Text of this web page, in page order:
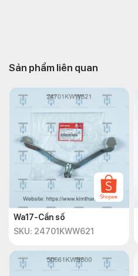
Sản phẩm liên quan
Wa17-Cần số
SKU: 24701KWW621